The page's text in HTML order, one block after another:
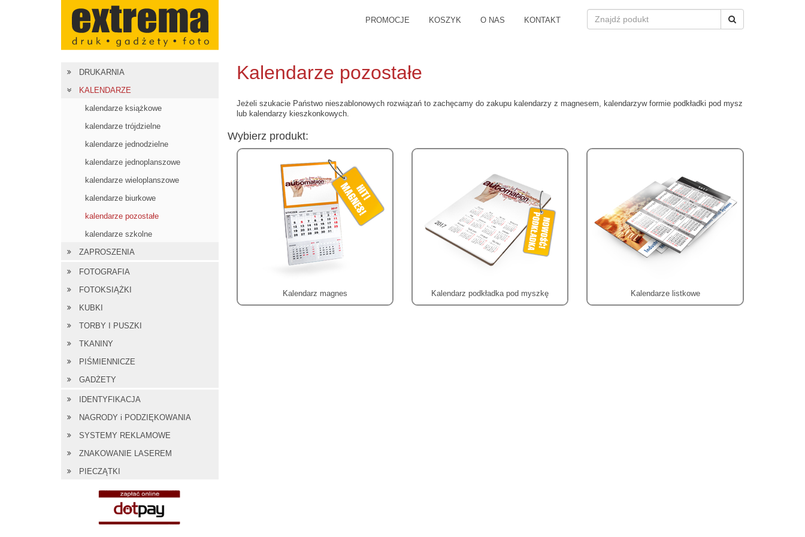
PROMOCJE KOSZYK O NAS KONTAKT
DRUKARNIA
KALENDARZE
kalendarze książkowe
kalendarze trójdzielne
kalendarze jednodzielne
kalendarze jednoplanszowe
kalendarze wieloplanszowe
kalendarze biurkowe
kalendarze pozostałe
kalendarze szkolne
ZAPROSZENIA
FOTOGRAFIA
FOTOKSIĄŻKI
KUBKI
TORBY I PUSZKI
TKANINY
PIŚMIENNICZE
GADŻETY
IDENTYFIKACJA
NAGRODY i PODZIĘKOWANIA
SYSTEMY REKLAMOWE
ZNAKOWANIE LASEREM
PIECZĄTKI
Kalendarze pozostałe
Jeżeli szukacie Państwo nieszablonowych rozwiązań to zachęcamy do zakupu kalendarzy z magnesem, kalendarzyw formie podkładki pod mysz
lub kalendarzy kieszkonkowych.
Wybierz produkt:
Kalendarz magnes Kalendarz podkładka pod myszkę Kalendarze listkowe